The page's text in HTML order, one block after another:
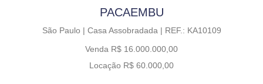
PACAEMBU
São Paulo | Casa Assobradada | REF.: KA10109
Venda R$ 16.000.000,00
Locação R$ 60.000,00